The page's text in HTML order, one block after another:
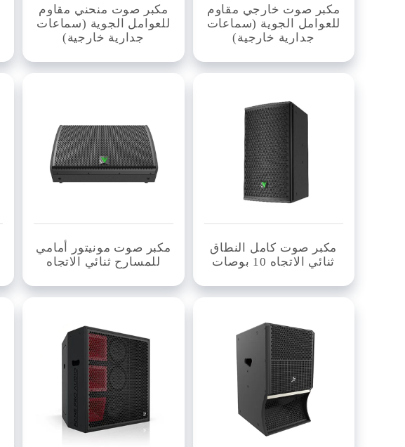
مكبر صوت خارجي مقاوم
للعوامل الجوية (سماعات
جدارية خارجية)
مكبر صوت منحني مقاوم
للعوامل الجوية (سماعات
جدارية خارجية)
مكبر صوت كامل النطاق
ثنائي الاتجاه 10 بوصات
مكبر صوت مونيتور أمامي
للمسارح ثنائي الاتجاه